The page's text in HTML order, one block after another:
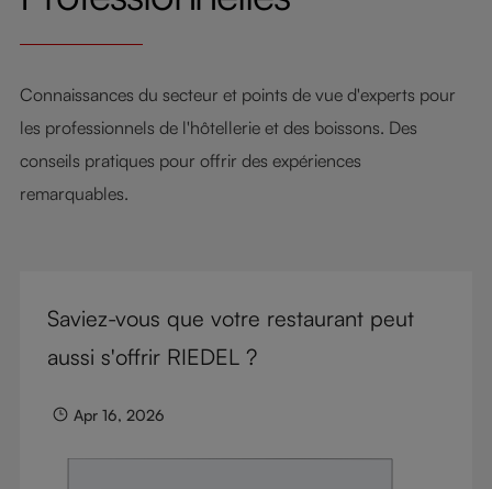
Connaissances du secteur et points de vue d'experts pour
les professionnels de l'hôtellerie et des boissons. Des
conseils pratiques pour offrir des expériences
remarquables.
Saviez-vous que votre restaurant peut
aussi s'offrir RIEDEL ?
Apr 16, 2026